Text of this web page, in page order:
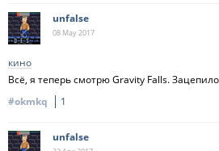
unfalse
08 May2017
кино
Всё, я теперь смотрю Gravity Falls.
#okmkq
1
unfalse